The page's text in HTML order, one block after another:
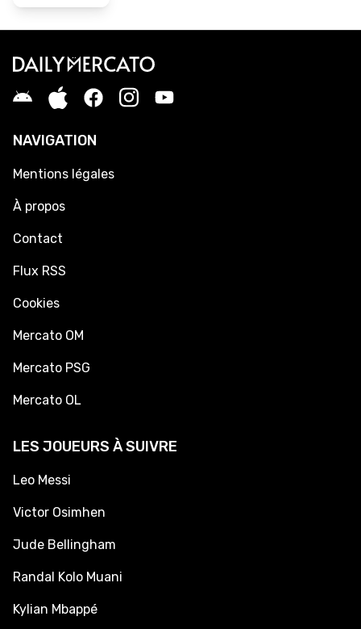
NAVIGATION
Mentions légales
À propos
Contact
Flux RSS
Cookies
Mercato OM
Mercato PSG
Mercato OL
LES JOUEURS À SUIVRE
Leo Messi
Victor Osimhen
Jude Bellingham
Randal Kolo Muani
Kylian Mbappé